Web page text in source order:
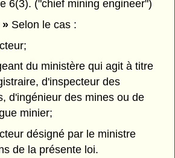
6(3). ("chief mining engineer")
Selon le cas :
du ministère qui agit à titre
d'inspecteur des
d'ingénieur des mines ou de
minier;
désigné par le ministre
de la présente loi.